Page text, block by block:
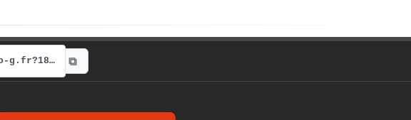
https://radio-g.fr?18478 ⧉